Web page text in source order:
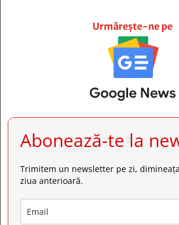
Urmărește-ne pe
Abonează-te la
Trimitem un newsletter pe zi,
ziua anterioară.